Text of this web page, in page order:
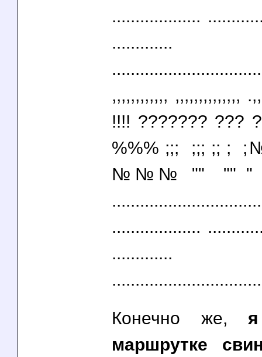
...................
.............
,,,,,,,,,,,, ,,,,,,,,,,,,,,
!!!! ??????? ???
%%% ;;; ;;; ;;
№№№ "" "" " "
...................
.............
Конечно же,
маршрутке